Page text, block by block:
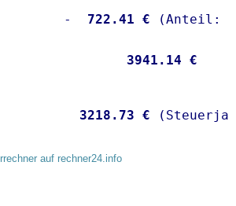
-
  722.41 €
Brutto: 3941.14 €
3218.73 €
auf rechner24.info